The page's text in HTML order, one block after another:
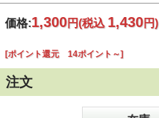
価格:1,300円(税込 1,430円)
[ポイント還元 14ポイント～]
注文